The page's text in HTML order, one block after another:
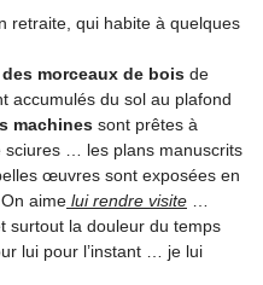
retraite, qui habite à quelques
des morceaux de bois de
accumulés du sol au plafond
machines sont prêtes à
… les plans manuscrits
œuvres sont exposées en
aime lui rendre visite
surtout la douleur du temps
lui pour l’instant … je lui